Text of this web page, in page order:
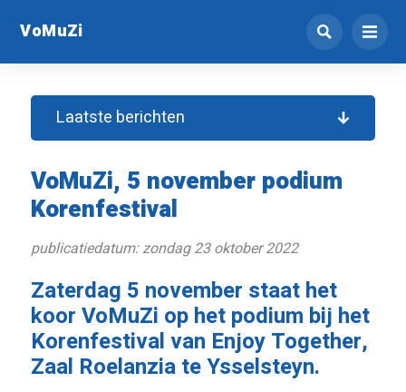
VoMuZi
VoMuZi, 5 november podium
Korenfestival
publicatiedatum: zondag 23 oktober 2022
Zaterdag 5 november staat het
koor VoMuZi op het podium bij het
Korenfestival van Enjoy Together,
Zaal Roelanzia te Ysselsteyn.
Laatste berichten